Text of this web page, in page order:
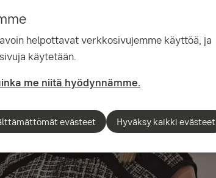
helpottavat verkkosivujemme käyttöä, ja
käytetään.
me niitä hyödynnämme.
evästeet Hyväksy kaikki evästeet